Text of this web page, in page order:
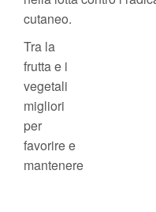
cutaneo.
Tra la
frutta e i
vegetali
migliori
per
favorire e
mantenere